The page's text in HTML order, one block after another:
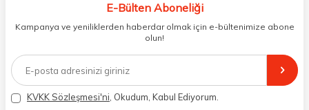
paketliyoruz. Herhangi bir durumdan dolayı olumsuz olarak geri
müşteri temsilcilerimiz aracılığı ile gerekli tüm desteği sağlıyoruz.
2017 yılından bugüne, yüzlerce marka ve binlerce ürün seçeneğini
doğrudan markalardan ya da markaların yetkili Türkiye
distribütörlerinden faturalı olarak tedarik ediyor ve müşterilerimize
aynı şekilde faturalı ve orijinal ambalajlarda gönderim sağlıyoruz.
Paketleme sürecinde geri dönüştürülebilir malzemeler kullanarak
atık oranımızı en aza indiriyor ve daha yaşanabilir bir dünya
E-Bülten Aboneliği
Kampanya ve yeniliklerden haberdar olmak için e-bültenimize abone
olun!
KVKK Sözleşmesi'ni , Okudum, Kabul Ediyorum.